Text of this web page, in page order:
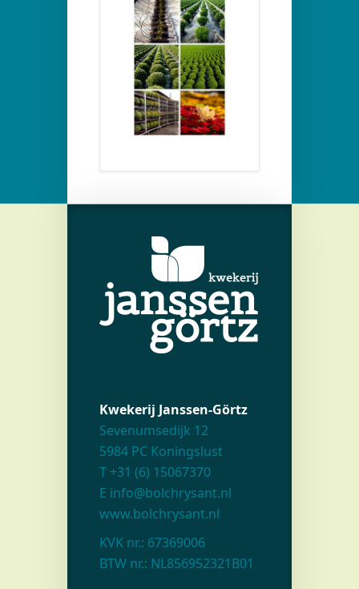
Kwekerij Janssen-Görtz
Sevenumsedijk 12
5984 PC Koningslust
T +31 (6) 15067370
E info@bolchrysant.nl
www.bolchrysant.nl
KVK nr.: 67369006
BTW nr.: NL856952321B01